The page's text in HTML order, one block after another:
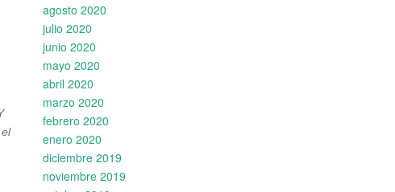
agosto 2020
julio 2020
junio 2020
mayo 2020
abril 2020
marzo 2020
febrero 2020
enero 2020
diciembre 2019
noviembre 2019